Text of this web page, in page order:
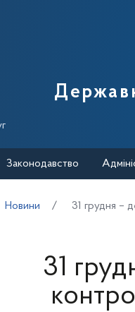
Державної
Законодавство
Новини 31 грудня –
31